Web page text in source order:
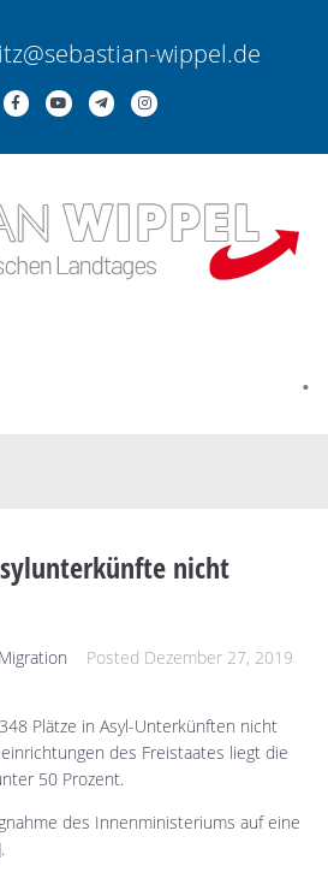
wippel.de
.
nicht
Migration Posted Dezember 27, 2019
Plätze in Asyl-Unterkünften nicht
des Freistaates liegt die
50 Prozent.
des Innenministeriums auf eine